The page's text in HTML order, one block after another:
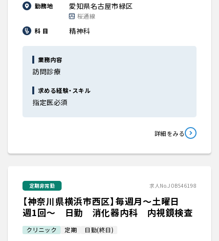
勤務地 愛知県名古屋市緑区
桜通線
科 目
精神科
業務内容
訪問診療
求める経験・スキル
指定医必須
詳細をみる
定期非常勤 求人No.JOB546198
【神奈川県横浜市西区】毎週月～土曜日
週1回～ 日勤 消化器内科 内視鏡検査
クリニック 定期 日勤(終日)